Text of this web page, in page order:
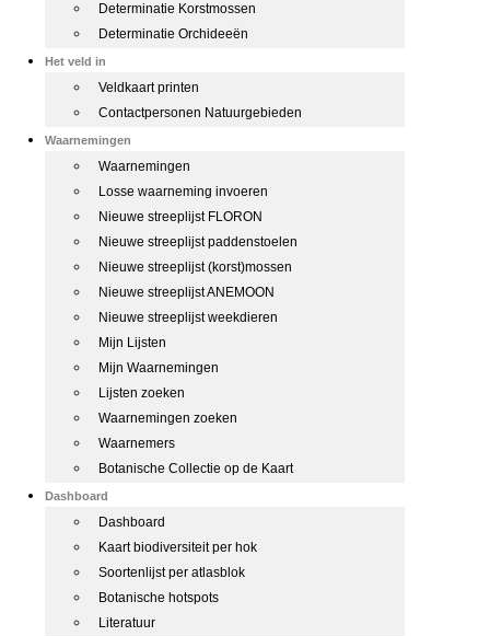
Determinatie Korstmossen
Determinatie Orchideeën
Het veld in
Veldkaart printen
Contactpersonen Natuurgebieden
Waarnemingen
Waarnemingen
Losse waarneming invoeren
Nieuwe streeplijst FLORON
Nieuwe streeplijst paddenstoelen
Nieuwe streeplijst (korst)mossen
Nieuwe streeplijst ANEMOON
Nieuwe streeplijst weekdieren
Mijn Lijsten
Mijn Waarnemingen
Lijsten zoeken
Waarnemingen zoeken
Waarnemers
Botanische Collectie op de Kaart
Dashboard
Dashboard
Kaart biodiversiteit per hok
Soortenlijst per atlasblok
Botanische hotspots
Literatuur